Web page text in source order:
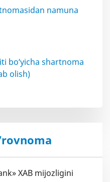
namuna
bo‘yicha shartnoma
olish)
XAB mijozligini